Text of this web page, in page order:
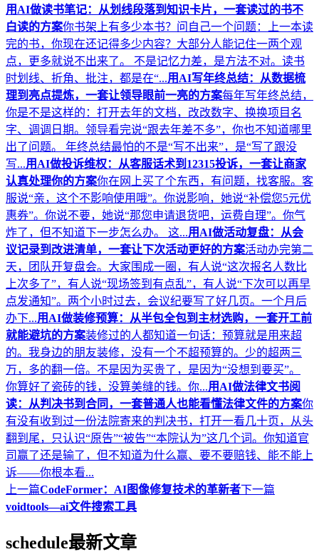
用AI做读书笔记：从划线段落到知识卡片，一套读过的书不
白读的方案你书架上有多少本书？问自己一个问题：上一本读
完的书，你现在还记得多少内容？大部分人能记住一两个观
点，更多就说不出来了。 不是记忆力差，是方法不对。读书
时划线、折角、批注，都是在“...用AI写年终总结：从数据梳
理到亮点提炼，一套让领导眼前一亮的方案每年写年终总结，
你是不是这样的：打开去年的文档，改改数字、换换项目名
字、调调日期。领导看完说“跟去年差不多”，你也不知道哪里
出了问题。 年终总结最怕的不是“写不出来”，是“写了跟没
写...用AI做投诉维权：从客服话术到12315投诉，一套让商家
认真处理你的方案你在网上买了个东西，有问题，找客服。客
服说“亲，这个不影响使用哦”。你说影响，她说“补偿您5元优
惠券”。你说不要，她说“那您申请退货吧，运费自理”。你气
炸了，但不知道下一步怎么办。 这...用AI做活动复盘：从会
议记录到改进清单，一套让下次活动更好的方案活动办完第二
天，团队开复盘会。大家围成一圈，有人说“这次报名人数比
上次多了”，有人说“现场签到有点乱”，有人说“下次可以再早
点发通知”。两个小时过去，会议纪要写了好几页。一个月后
办下...用AI做装修预算：从半包全包到主材选购，一套开工前
就能避坑的方案装修过的人都知道一句话：预算就是用来超
的。我身边的朋友装修，没有一个不超预算的。少的超两三
万，多的翻一倍。不是因为买贵了，是因为“没想到要买”。
你算好了瓷砖的钱，没算美缝的钱。你...用AI做法律文书阅
读：从判决书到合同，一套普通人也能看懂法律文件的方案你
有没有收到过一份法院寄来的判决书，打开一看几十页，从头
翻到尾，只认识“原告”“被告”“本院认为”这几个词。你知道官
司赢了还是输了，但不知道为什么赢、要不要赔钱、能不能上
诉——你根本看...
上一篇CodeFormer：AI图像修复技术的革新者下一篇
voidtools—ai文件搜索工具
schedule最新文章